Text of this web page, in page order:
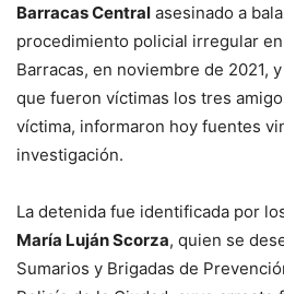
Barracas Central asesinado a
procedimiento policial irregular
Barracas, en noviembre de 2021,
que fueron víctimas los tres
víctima, informaron hoy fuentes
investigación.
La detenida fue identificada por
María Luján Scorza, quien se
Sumarios y Brigadas de